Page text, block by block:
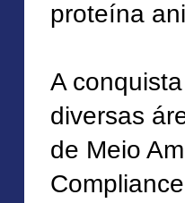
proteína
A
diversas
de Meio